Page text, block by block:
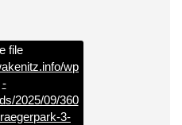
file
wp
-
2025/09/360
3-